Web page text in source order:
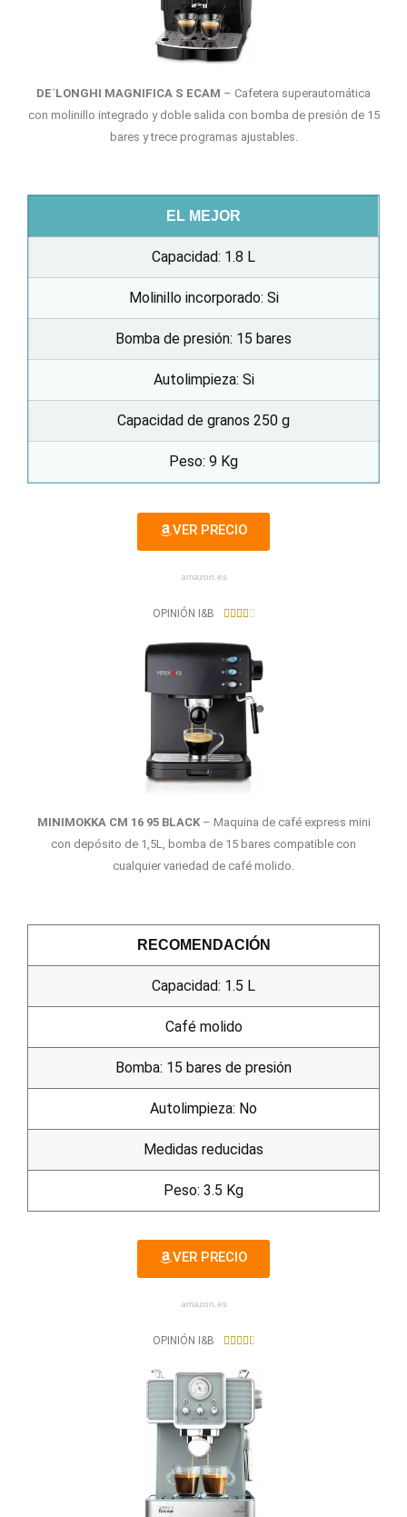
DE´LONGHI MAGNIFICA S ECAM – Cafetera superautomática
con molinillo integrado y doble salida con bomba de presión de 15
bares y trece programas ajustables.
EL MEJOR
Capacidad: 1.8 L
Molinillo incorporado: Si
Bomba de presión: 15 bares
Autolimpieza: Si
Capacidad de granos 250 g
Peso: 9 Kg
VER PRECIO
amazon.es
OPINIÓN I&B 4
MINIMOKKA CM 16 95 BLACK– Maquina de café express mini
con depósito de 1,5L, bomba de 15 bares compatible con
cualquier variedad de café molido.
RECOMENDACIÓN
Capacidad: 1.5 L
Café molido
Bomba: 15 bares de presión
Autolimpieza: No
Medidas reducidas
Peso: 3.5 Kg
VER PRECIO
amazon.es
OPINIÓN I&B 4
5
/
5